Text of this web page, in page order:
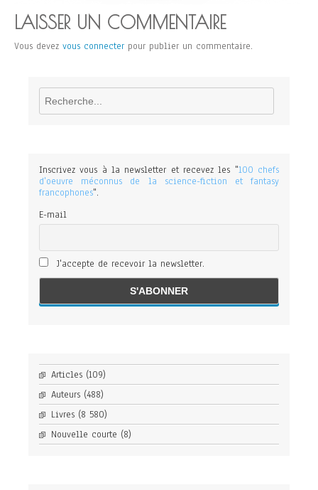
LAISSER UN COMMENTAIRE
Vous devez vous connecter pour publier un commentaire.
Rechercher
Inscrivez vous à la newsletter et recevez les "100 chefs
d'oeuvre méconnus de la science-fiction et fantasy
francophones".
E-mail
J'accepte de recevoir la newsletter.
Articles (109)
Auteurs (488)
Livres (8 580)
Nouvelle courte (8)